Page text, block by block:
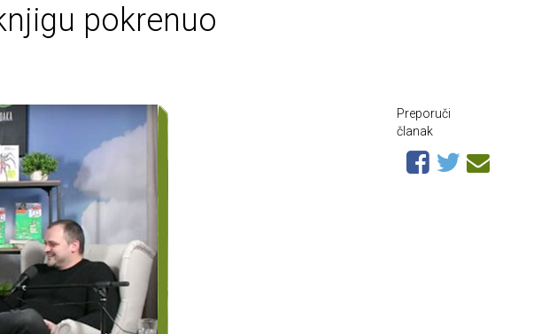
pokrenuo
Preporuči
članak